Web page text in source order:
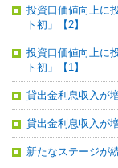
投資口価値向上に
ト初」【2】
投資口価値向上に
ト初」【1】
貸出金利息収入が
貸出金利息収入が
新たなステージが